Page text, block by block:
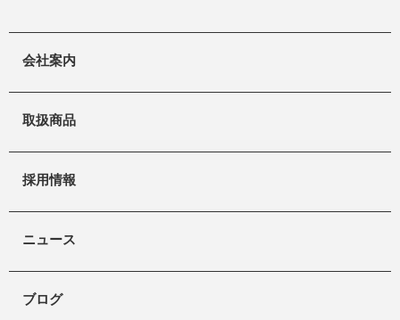
会社案内
取扱商品
採用情報
ニュース
ブログ